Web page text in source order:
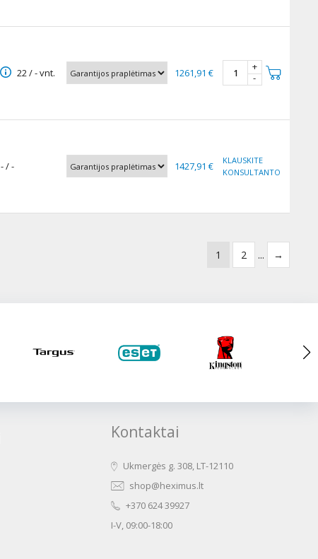
22 / - vnt. 1261,91 €
+
-
- / - 1427,91 €
KLAUSKITE
KONSULTANTO
1 2 ... →
Kontaktai
Ukmergės g. 308, LT-12110
shop@heximus.lt
+370 624 39927
I-V, 09:00-18:00